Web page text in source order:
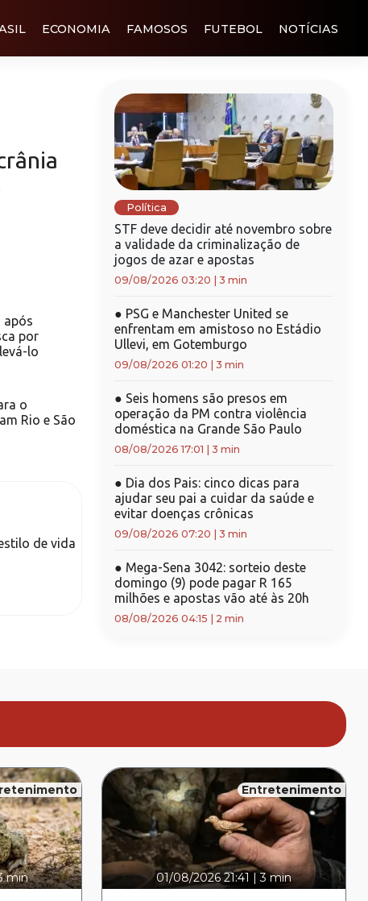
ECONOMIA FAMOSOS FUTEBOL NOTÍCIAS
após
por
lo
o
Rio e São
de vida
Política
STF deve decidir até novembro sobre
a validade da criminalização de
jogos de azar e apostas
09/08/2026 03:20 3 min
● PSG e Manchester United se
enfrentam em amistoso no Estádio
Ullevi, em Gotemburgo
09/08/2026 01:20 3 min
● Seis homens são presos em
operação da PM contra violência
doméstica na Grande São Paulo
08/08/2026 17:01 3 min
● Dia dos Pais: cinco dicas para
ajudar seu pai a cuidar da saúde e
evitar doenças crônicas
09/08/2026 07:20 3 min
● Mega-Sena 3042: sorteio deste
domingo (9) pode pagar R 165
milhões e apostas vão até às 20h
08/08/2026 04:15 2 min
min
Entretenimento
01/08/2026 21:41 |3 min